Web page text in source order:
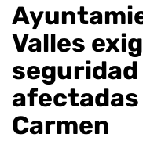
Valles
afectadas
Carmen